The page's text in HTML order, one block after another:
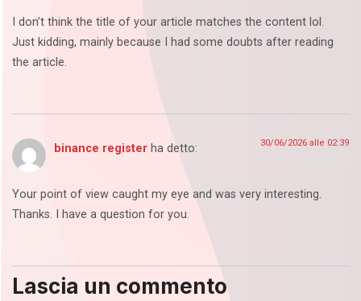
I don’t think the title of your article matches the content lol.
Just kidding, mainly because I had some doubts after reading
the article.
binance register ha detto: 30/06/2026 alle 02:39
Your point of view caught my eye and was very interesting.
Thanks. I have a question for you.
Lascia un commento